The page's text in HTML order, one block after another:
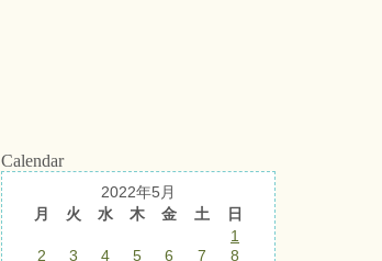
Calendar
2022年5月
月
火 水 木 金 土
日
1
2
3 4 5 6 7
8